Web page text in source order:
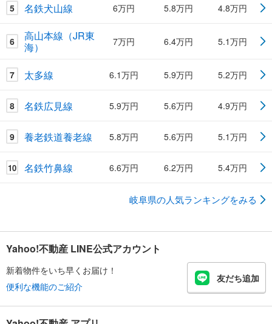
5 名鉄犬山線 6万円 5.8万円 4.8万円
6
高山本線（JR東
海）
7万円 6.4万円 5.1万円
7 太多線 6.1万円 5.9万円 5.2万円
8 名鉄広見線 5.9万円 5.6万円 4.9万円
9 養老鉄道養老線 5.8万円 5.6万円 5.1万円
10 名鉄竹鼻線 6.6万円 6.2万円 5.4万円
岐阜県の人気ランキングをみる
Yahoo!不動産 LINE公式アカウント
新着物件をいち早くお届け！
便利な機能のご紹介
友だち追加